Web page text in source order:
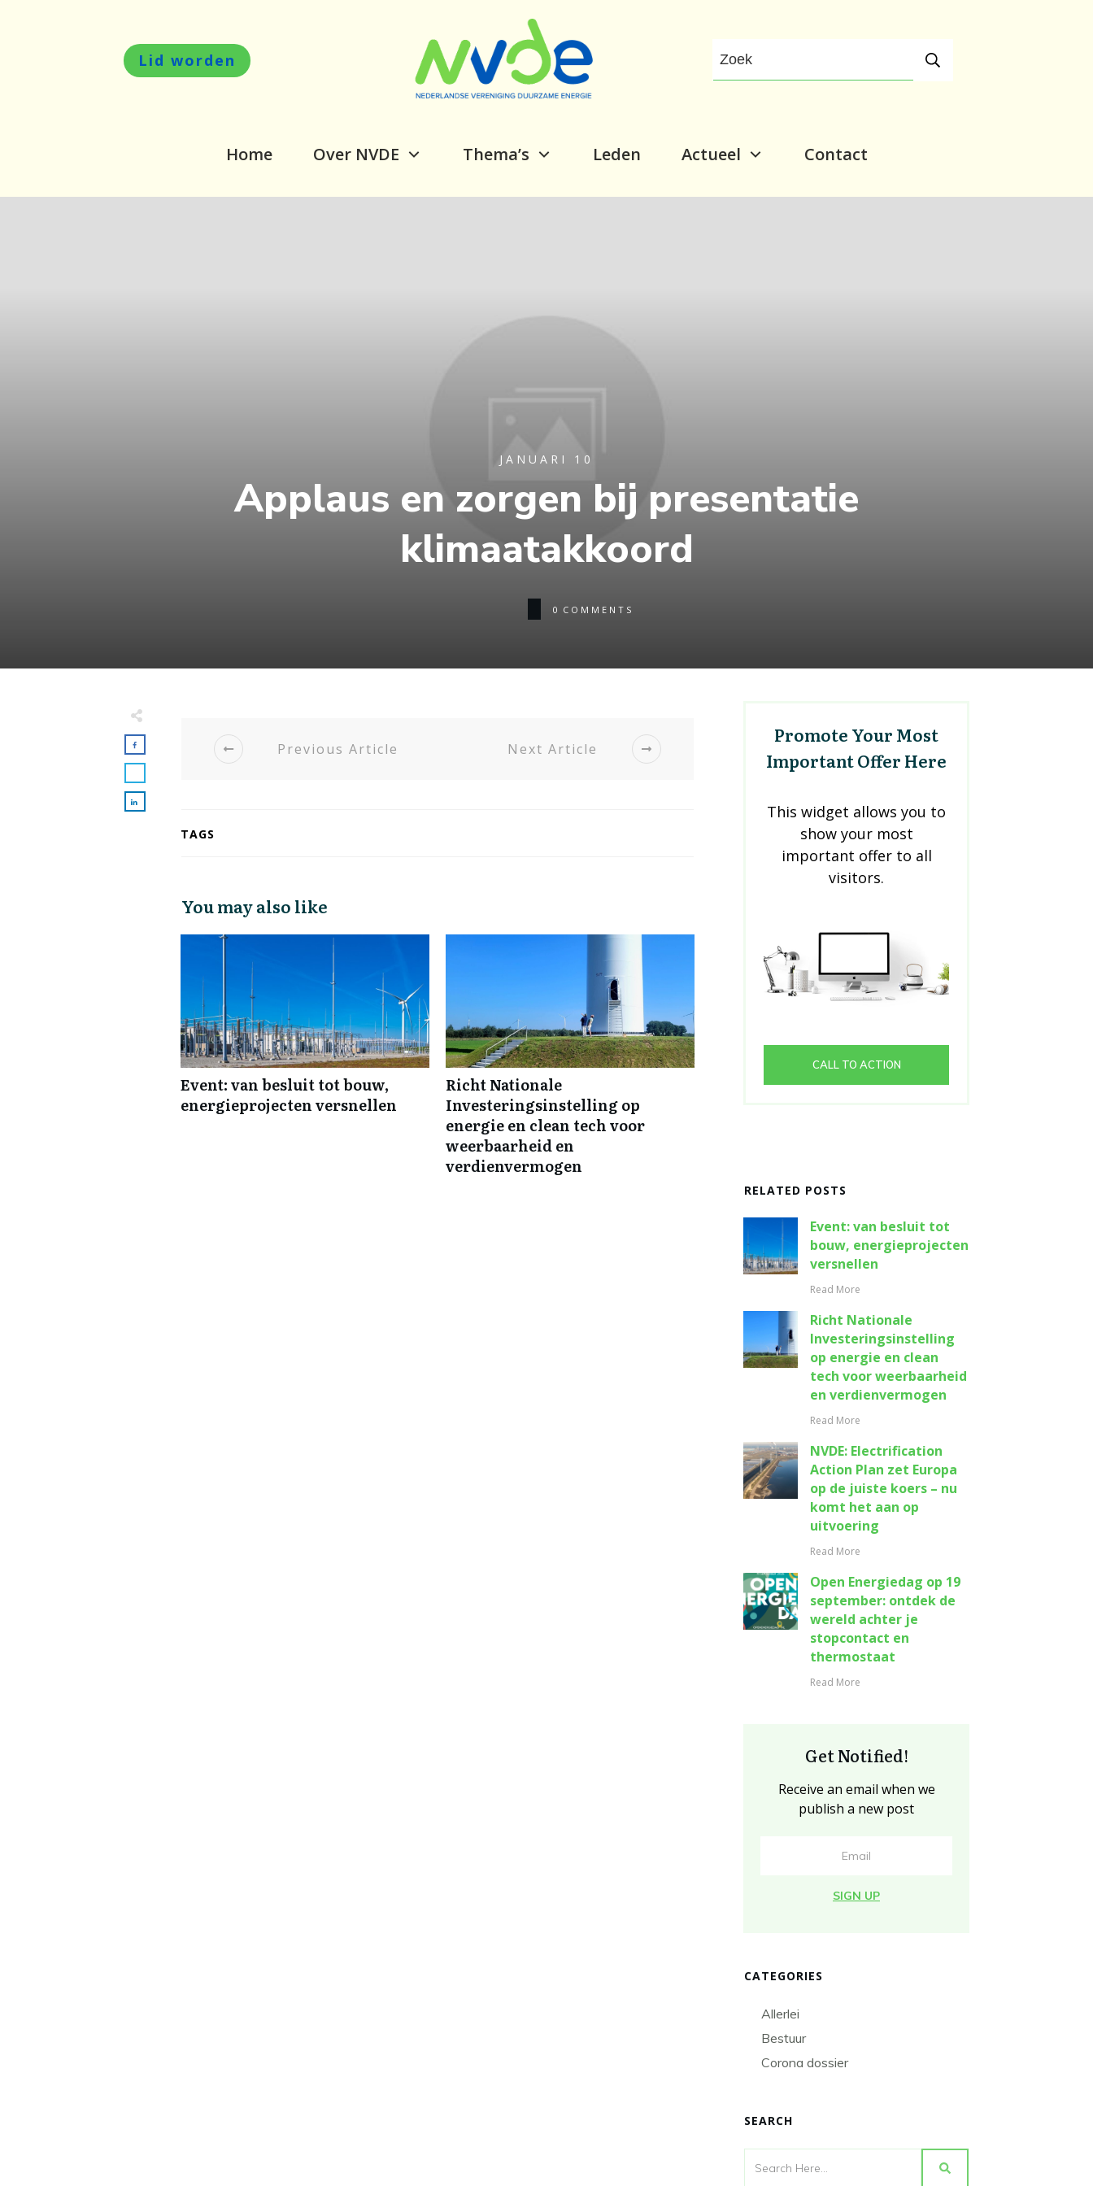
Lid worden
Home Over NVDE Thema’s Leden Actueel Contact
JANUARI 10
Applaus en zorgen bij presentatie
klimaatakkoord
0 COMMENTS
Previous Article Next Article
TAGS
You may also like
Event: van besluit tot bouw,
energieprojecten versnellen
Richt Nationale
Investeringsinstelling op
energie en clean tech voor
weerbaarheid en
verdienvermogen
Promote Your Most
Important Offer Here
This widget allows you to
show your most
important offer to all
visitors.
CALL TO ACTION
RELATED POSTS
Event: van besluit tot
bouw, energieprojecten
versnellen
Read More
Richt Nationale
Investeringsinstelling
op energie en clean
tech voor weerbaarheid
en verdienvermogen
Read More
NVDE: Electrification
Action Plan zet Europa
op de juiste koers – nu
komt het aan op
uitvoering
Read More
Open Energiedag op 19
september: ontdek de
wereld achter je
stopcontact en
thermostaat
Read More
Get Notified!
Receive an email when we
publish a new post
SIGN UP
CATEGORIES
Allerlei
Bestuur
Corona dossier
SEARCH